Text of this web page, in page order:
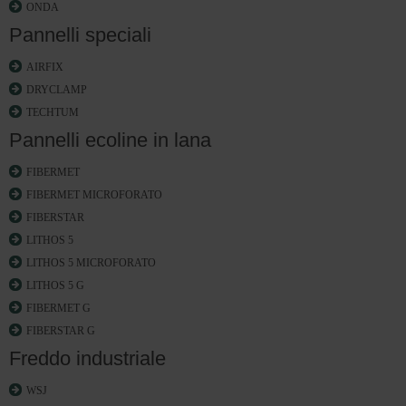
ONDA
Pannelli speciali
AIRFIX
DRYCLAMP
TECHTUM
Pannelli ecoline in lana
FIBERMET
FIBERMET MICROFORATO
FIBERSTAR
LITHOS 5
LITHOS 5 MICROFORATO
LITHOS 5 G
FIBERMET G
FIBERSTAR G
Freddo industriale
WSJ